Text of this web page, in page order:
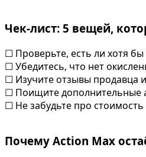
Чек-лист: 5 вещей,
☐ Проверьте, есть ли хотя
☐ Убедитесь, что нет
☐ Изучите отзывы продавца
☐ Поищите дополнительные
☐ Не забудьте про
Почему Action Max